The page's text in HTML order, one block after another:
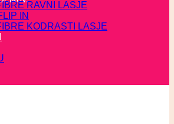
RAVNI LASJE
IN
KODRASTI LASJE